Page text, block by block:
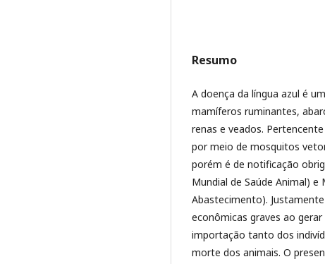
Resumo
A doença da língua azul é
mamíferos ruminantes,
renas e veados.
por meio de mosquitos
porém é de notificação
Mundial de Saúde Animal) e
Abastecimento).
econômicas graves ao
importação tanto dos
morte dos animais. O